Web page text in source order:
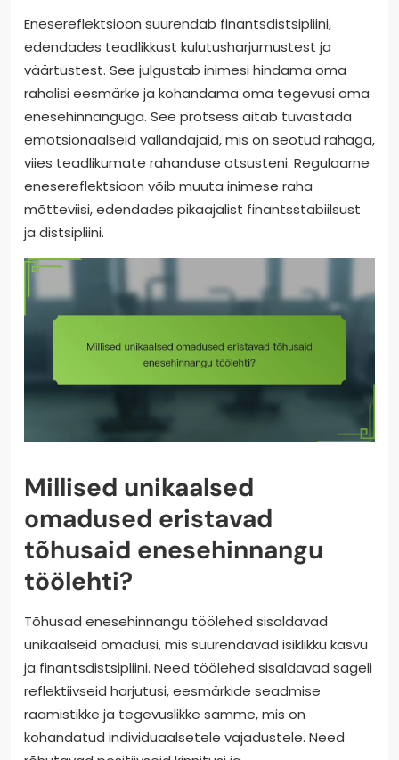
Enesereflektsioon suurendab finantsdistsipliini,
edendades teadlikkust kulutusharjumustest ja
väärtustest. See julgustab inimesi hindama oma
rahalisi eesmärke ja kohandama oma tegevusi oma
enesehinnanguga. See protsess aitab tuvastada
emotsionaalseid vallandajaid, mis on seotud rahaga,
viies teadlikumate rahanduse otsusteni. Regulaarne
enesereflektsioon võib muuta inimese raha
mõtteviisi, edendades pikaajalist finantsstabiilsust
ja distsipliini.
Millised unikaalsed
omadused eristavad
tõhusaid enesehinnangu
töölehti?
Tõhusad enesehinnangu töölehed sisaldavad
unikaalseid omadusi, mis suurendavad isiklikku kasvu
ja finantsdistsipliini. Need töölehed sisaldavad sageli
reflektiivseid harjutusi, eesmärkide seadmise
raamistikke ja tegevuslikke samme, mis on
kohandatud individuaalsetele vajadustele. Need